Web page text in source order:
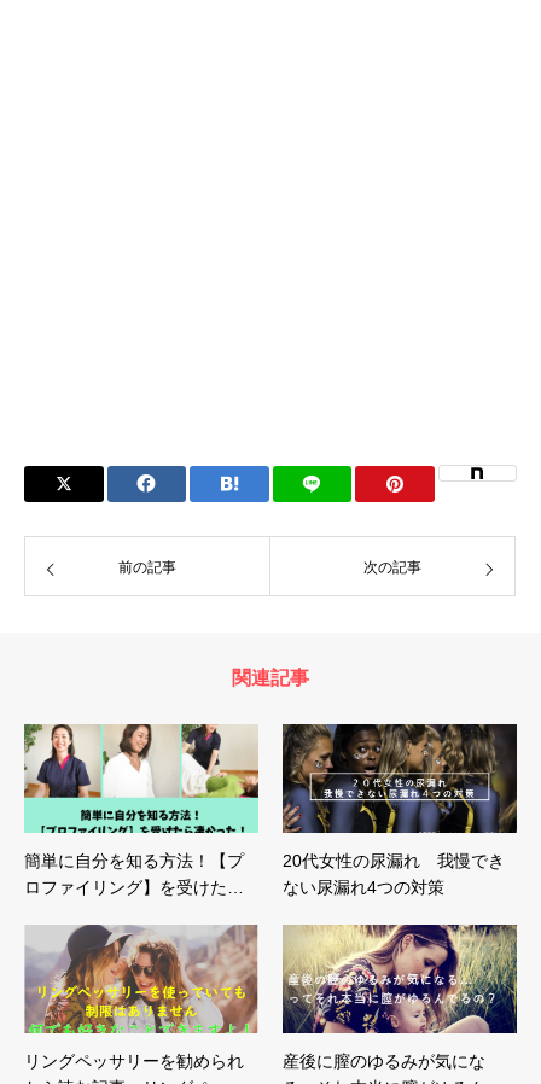
前の記事 次の記事
関連記事
簡単に自分を知る方法！【プ
ロファイリング】を受けた…
20代女性の尿漏れ 我慢でき
ない尿漏れ4つの対策
リングペッサリーを勧められ
産後に膣のゆるみが気にな